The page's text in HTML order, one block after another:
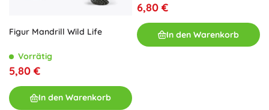
Figur Mandrill Wild Life
Vorrätig
5,80 €
In den Warenkorb
6,80 €
In den Warenkorb